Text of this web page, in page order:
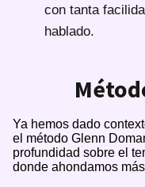
con tanta
hablado.
Ya hemos dado
el método Glenn
profundidad sobre el
donde ahondamos